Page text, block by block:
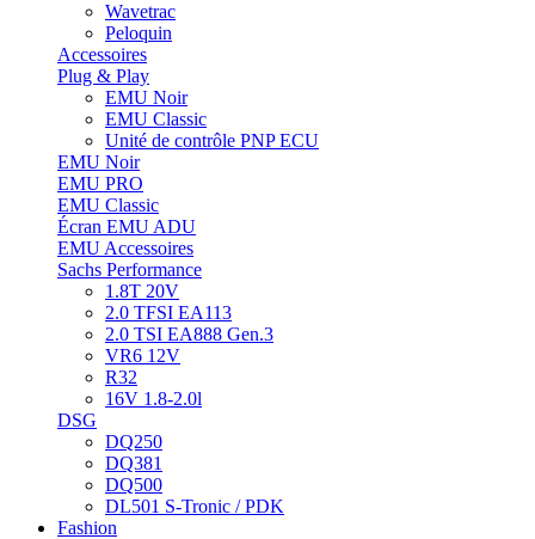
Wavetrac
Peloquin
Accessoires
Plug & Play
EMU Noir
EMU Classic
Unité de contrôle PNP ECU
EMU Noir
EMU PRO
EMU Classic
Écran EMU ADU
EMU Accessoires
Sachs Performance
1.8T 20V
2.0 TFSI EA113
2.0 TSI EA888 Gen.3
VR6 12V
R32
16V 1.8-2.0l
DSG
DQ250
DQ381
DQ500
DL501 S-Tronic / PDK
Fashion